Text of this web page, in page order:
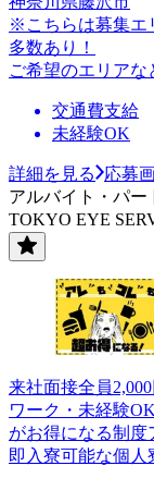
※こちらは募集エ
多数あり！
ご希望のエリアな
交通費支給
未経験OK
詳細を見る
応募
アルバイト・パー
TOKYO EYE
来社面接全員
ワーク・未経験
がお得になる制度
即入寮可能な個